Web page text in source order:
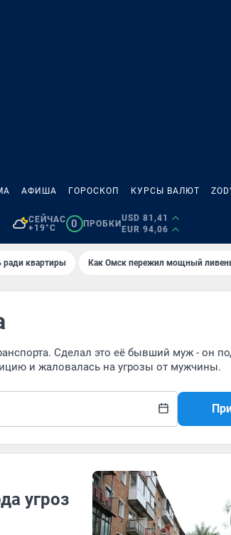
АФИША ГОРОСКОП КУРСЫ ВАЛЮТ
СЕЙЧАС
+19°C
0 ПРОБКИ
USD 81,41
EUR 94,06
ради квартиры Как Омск пережил мощный
Сделал это её бывший муж - он
и жаловалась на угрозы от мужчины.
угроз